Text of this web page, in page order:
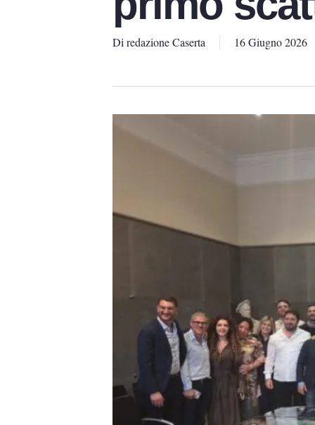
Di redazione Caserta 16 Giugno 2026